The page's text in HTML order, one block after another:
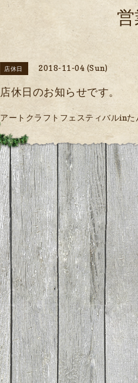
店休日 2018-11-04 (Sun)
店休日のお知らせです。
アートクラフトフェスティバルinた